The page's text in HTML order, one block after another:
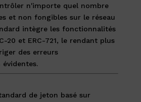
n'importe quel nombre
et non fongibles sur le réseau
intègre les fonctionnalités
20 et ERC-721, le rendant plus
des erreurs
de jeton basé sur